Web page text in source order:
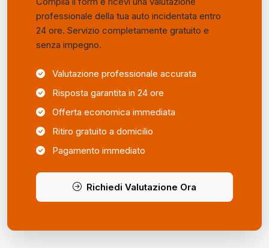
professionale della tua auto incidentata entro
24 ore. Servizio completamente gratuito e
senza impegno.
Valutazione professionale accurata
Risposta garantita in 24 ore
Offerta economica immediata
Ritiro gratuito a domicilio
Pagamento immediato
Richiedi Valutazione Ora